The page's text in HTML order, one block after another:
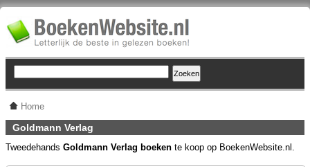
Home
Goldmann Verlag
Tweedehands Goldmann Verlag boeken te koop op BoekenWebsite.nl.